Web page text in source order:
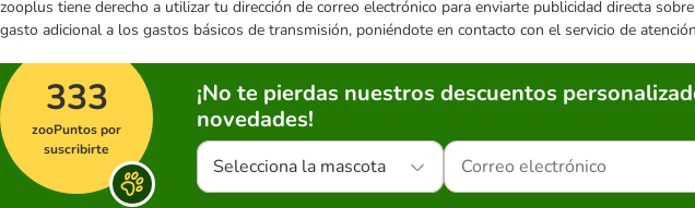
zooplus tiene derecho a utilizar tu dirección de correo electrónico para enviarte publicidad directa
gasto adicional a los gastos básicos de transmisión, poniéndote en contacto con el servicio de
333
zooPuntos por
suscribirte
¡No te pierdas nuestros descuentos
novedades!
Selecciona la mascota